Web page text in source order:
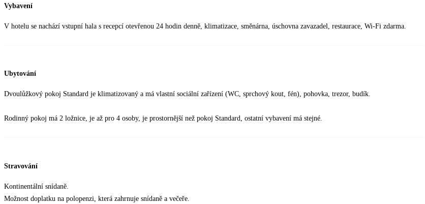
Vybavení
V hotelu se nachází vstupní hala s recepcí otevřenou 24 hodin denně, klimatizace, směnárna, úschovna zavazadel, restaurace, Wi-Fi zdarma.
Ubytování
Dvoulůžkový pokoj Standard je klimatizovaný a má vlastní sociální zařízení (WC, sprchový kout, fén), pohovka, trezor, budík.
Rodinný pokoj má 2 ložnice, je až pro 4 osoby, je prostornější než pokoj Standard, ostatní vybavení má stejné.
Stravování
Kontinentální snídaně.
Možnost doplatku na polopenzi, která zahrnuje snídaně a večeře.